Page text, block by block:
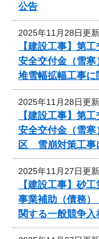
公告
2025年11月28日更新
【建設工事】第
安全交付金（雪
堆雪幅拡幅工事
2025年11月28日更新
【建設工事】第
安全交付金（雪
区 雪崩対策工事
2025年11月27日更新
【建設工事】砂
事業補助（債務
関する一般競争入